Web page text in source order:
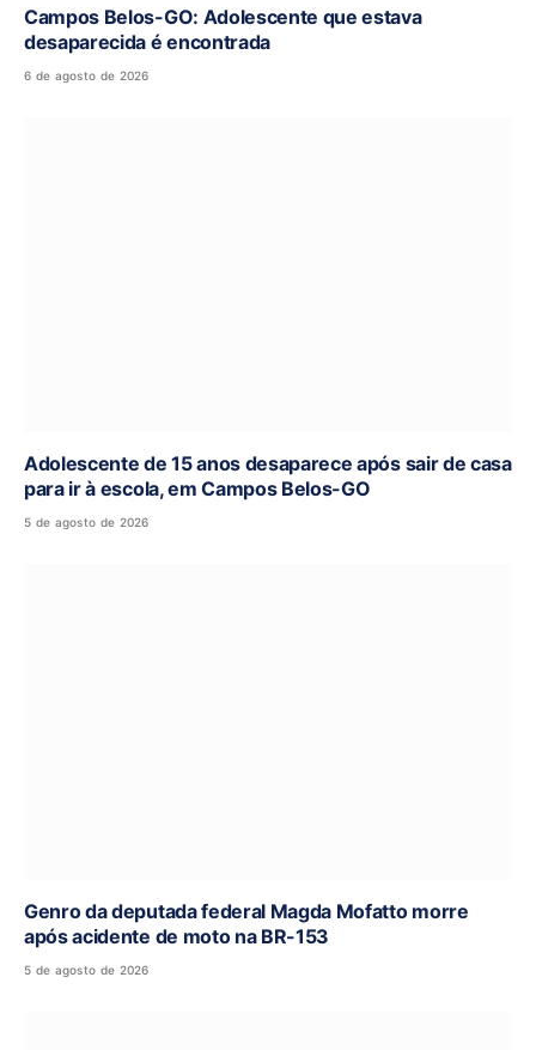
Campos Belos-GO: Adolescente que estava
desaparecida é encontrada
6 de agosto de 2026
Adolescente de 15 anos desaparece após sair de casa
para ir à escola, em Campos Belos-GO
5 de agosto de 2026
Genro da deputada federal Magda Mofatto morre
após acidente de moto na BR-153
5 de agosto de 2026